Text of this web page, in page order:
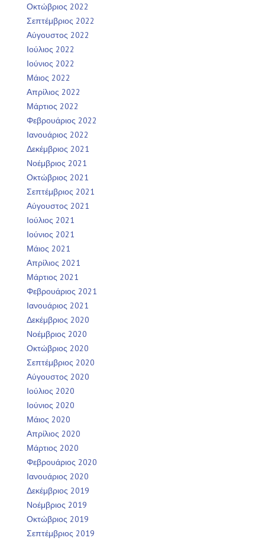
Οκτώβριος 2022
Σεπτέμβριος 2022
Αύγουστος 2022
Ιούλιος 2022
Ιούνιος 2022
Μάιος 2022
Απρίλιος 2022
Μάρτιος 2022
Φεβρουάριος 2022
Ιανουάριος 2022
Δεκέμβριος 2021
Νοέμβριος 2021
Οκτώβριος 2021
Σεπτέμβριος 2021
Αύγουστος 2021
Ιούλιος 2021
Ιούνιος 2021
Μάιος 2021
Απρίλιος 2021
Μάρτιος 2021
Φεβρουάριος 2021
Ιανουάριος 2021
Δεκέμβριος 2020
Νοέμβριος 2020
Οκτώβριος 2020
Σεπτέμβριος 2020
Αύγουστος 2020
Ιούλιος 2020
Ιούνιος 2020
Μάιος 2020
Απρίλιος 2020
Μάρτιος 2020
Φεβρουάριος 2020
Ιανουάριος 2020
Δεκέμβριος 2019
Νοέμβριος 2019
Οκτώβριος 2019
Σεπτέμβριος 2019